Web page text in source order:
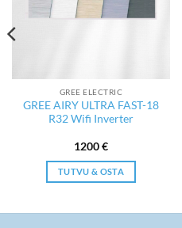
GREE ELECTRIC
GREE AIRY ULTRA FAST-18
R32 Wifi Inverter
1200€
TUTVU & OSTA